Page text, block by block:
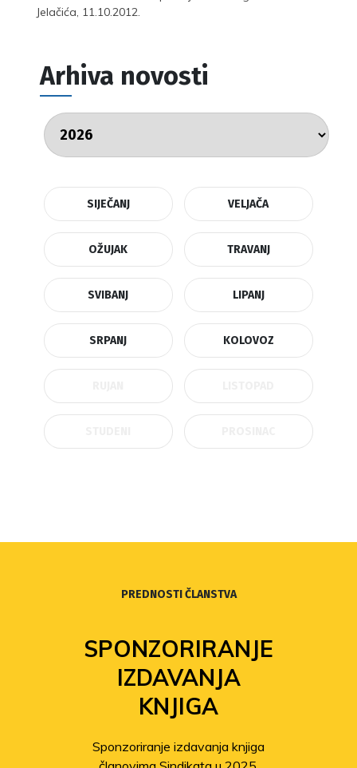
Jelačića, 11.10.2012.
Arhiva novosti
SIJEČANJ VELJAČA
OŽUJAK TRAVANJ
SVIBANJ LIPANJ
SRPANJ KOLOVOZ
PREDNOSTI ČLANSTVA
SPONZORIRANJE
IZDAVANJA
KNJIGA
Sponzoriranje izdavanja knjiga